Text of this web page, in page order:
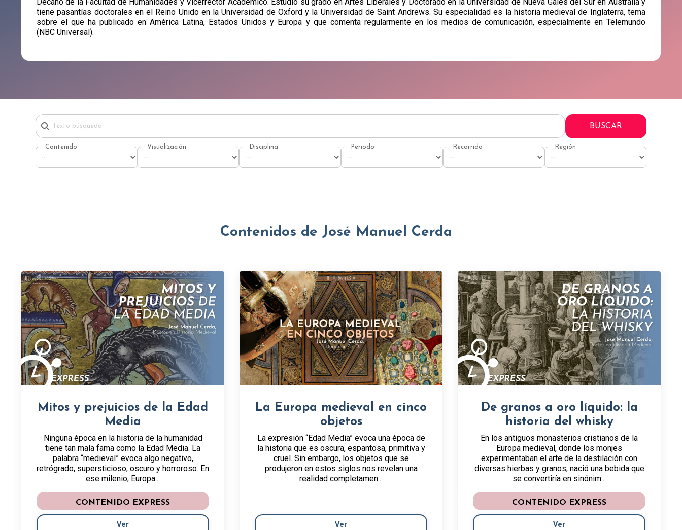
tiene pasantías doctorales en el Reino Unido en la Universidad de Oxford y la Universidad de Saint Andrews. Su especialidad es la historia medieval de Inglaterra, tema
sobre el que ha publicado en América Latina, Estados Unidos y Europa y que comenta regularmente en los medios de comunicación, especialmente en Telemundo
(NBC Universal).
BUSCAR
Contenidos de José Manuel Cerda
Mitos y prejuicios de la Edad
Media
Ninguna época en la historia de la humanidad
tiene tan mala fama como la Edad Media. La
palabra “medieval” evoca algo negativo,
retrógrado, supersticioso, oscuro y horroroso. En
ese milenio, Europa...
CONTENIDO EXPRESS
Ver
La Europa medieval en cinco
objetos
La expresión “Edad Media” evoca una época de
la historia que es oscura, espantosa, primitiva y
cruel. Sin embargo, los objetos que se
produjeron en estos siglos nos revelan una
realidad completamen...
Ver
De granos a oro líquido: la
historia del whisky
En los antiguos monasterios cristianos de la
Europa medieval, donde los monjes
experimentaban el arte de la destilación con
diversas hierbas y granos, nació una bebida que
se convertiría en sinónim...
CONTENIDO EXPRESS
Ver